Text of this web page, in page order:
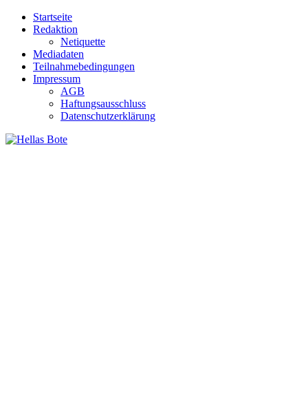
Zum
Inhalt
Startseite
Redaktion
Netiquette
Mediadaten
Teilnahmebedingungen
Impressum
AGB
Haftungsausschluss
Datenschutzerklärung